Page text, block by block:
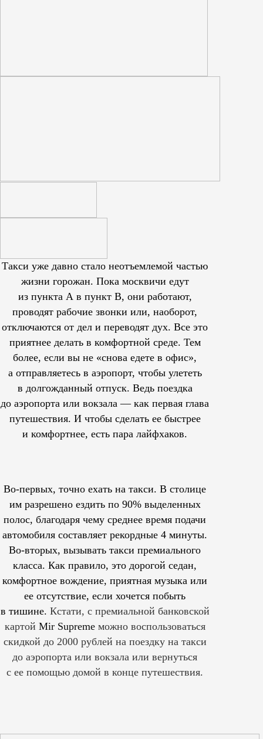
Такси уже давно стало неотъемлемой частью
жизни горожан. Пока москвичи едут
из пункта А в пункт В, они работают,
проводят рабочие звонки или, наоборот,
отключаются от дел и переводят дух. Все это
приятнее делать в комфортной среде. Тем
более, если вы не «снова едете в офис»,
а отправляетесь в аэропорт, чтобы улететь
в долгожданный отпуск. Ведь поездка
до аэропорта или вокзала — как первая глава
путешествия. И чтобы сделать ее быстрее
и комфортнее, есть пара лайфхаков.
Во-первых, точно ехать на такси. В столице
им разрешеноездить по 90% выделенных
полос, благодаря чему среднее время подачи
автомобиля составляет рекордные 4 минуты.
Во-вторых, вызывать такси премиального
класса. Как правило, это дорогой седан,
комфортное вождение, приятная музыка или
ее отсутствие, если хочется побыть
в тишине. Кстати, с премиальной банковской
картой Mir Supreme можно воспользоваться
скидкой до 2000 рублей на поездку на такси
до аэропорта или вокзала или вернуться
с ее помощью домой в конце путешествия.